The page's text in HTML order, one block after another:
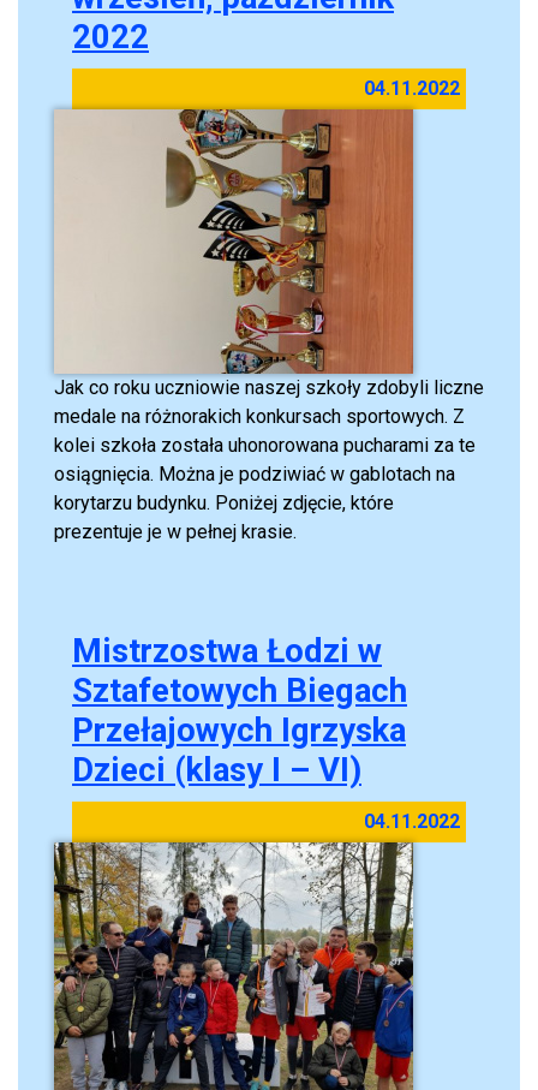
2022
04.11.2022
Jak co roku uczniowie naszej szkoły zdobyli liczne
medale na różnorakich konkursach sportowych. Z
kolei szkoła została uhonorowana pucharami za te
osiągnięcia. Można je podziwiać w gablotach na
korytarzu budynku. Poniżej zdjęcie, które
prezentuje je w pełnej krasie.
Mistrzostwa Łodzi w
Sztafetowych Biegach
Przełajowych Igrzyska
Dzieci (klasy I – VI)
04.11.2022